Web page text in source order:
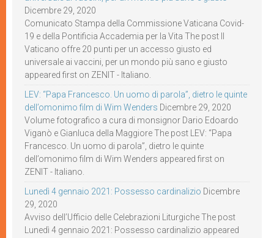
Dicembre 29, 2020
Comunicato Stampa della Commissione Vaticana Covid-
19 e della Pontificia Accademia per la Vita The post Il
Vaticano offre 20 punti per un accesso giusto ed
universale ai vaccini, per un mondo più sano e giusto
appeared first on ZENIT - Italiano.
LEV: “Papa Francesco. Un uomo di parola”, dietro le quinte
dell’omonimo film di Wim Wenders Dicembre 29, 2020
Volume fotografico a cura di monsignor Dario Edoardo
Viganò e Gianluca della Maggiore The post LEV: “Papa
Francesco. Un uomo di parola”, dietro le quinte
dell’omonimo film di Wim Wenders appeared first on
ZENIT - Italiano.
Lunedì 4 gennaio 2021: Possesso cardinalizio Dicembre
29, 2020
Avviso dell’Ufficio delle Celebrazioni Liturgiche The post
Lunedì 4 gennaio 2021: Possesso cardinalizio appeared